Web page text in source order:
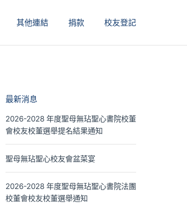
其他連結 捐款 校友登記
最新消息
2026-2028 年度聖母無玷聖心書院校董
會校友校董選舉提名結果通知
聖母無玷聖心校友會盆菜宴
2026-2028 年度聖母無玷聖心書院法團
校董會校友校董選舉通知